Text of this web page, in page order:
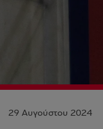
29 Αυγούστου 2024